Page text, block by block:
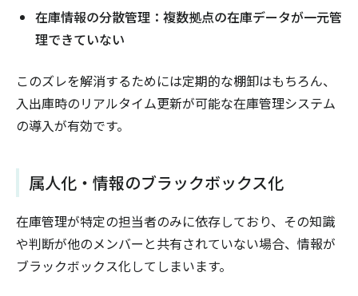
在庫情報の分散管理：複数拠点の在庫データが一元管
理できていない
このズレを解消するためには定期的な棚卸はもちろん、
入出庫時のリアルタイム更新が可能な在庫管理システム
の導入が有効です。
属人化・情報のブラックボックス化
在庫管理が特定の担当者のみに依存しており、その知識
や判断が他のメンバーと共有されていない場合、情報が
ブラックボックス化してしまいます。